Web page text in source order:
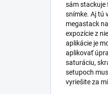
sám stackuje
snímke. Aj tú
megastack
expozície z
aplikácie je
aplikovať
saturáciu,
setupoch
vyriešite za